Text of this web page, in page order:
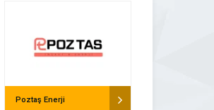
Poztaş Enerji